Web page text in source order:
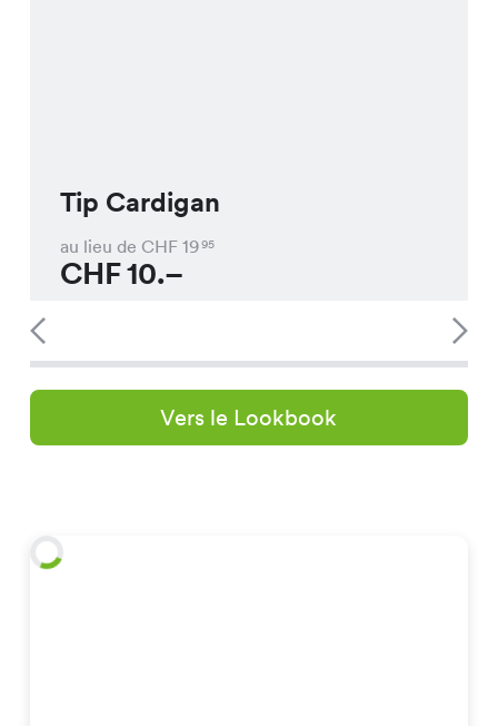
Tip Cardigan
au lieu de CHF 1995
CHF10.–
Vers le Lookbook